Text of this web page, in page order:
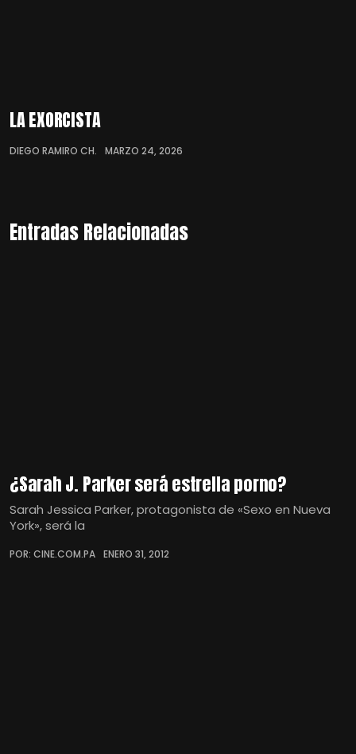
LA EXORCISTA
DIEGO RAMIRO CH. MARZO 24, 2026
Entradas Relacionadas
¿Sarah J. Parker será estrella porno?
Sarah Jessica Parker, protagonista de «Sexo en Nueva
York», será la
POR: CINE.COM.PA ENERO 31, 2012